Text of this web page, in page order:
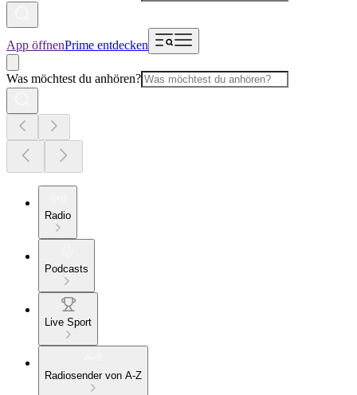
App öffnenPrime entdecken
Was möchtest du anhören?
Radio
Podcasts
Live Sport
Radiosender von A-Z